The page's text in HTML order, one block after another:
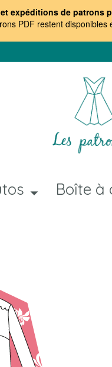
expéditions de patrons
PDF restent
Boîte à